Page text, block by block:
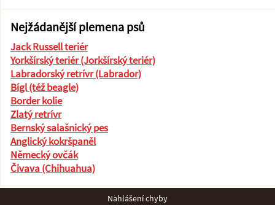
Nejžádanější plemena psů
Jack Russell teriér
Yorkšírský teriér (Jorkšírský teriér)
Labradorský retrívr (Labrador)
Bígl (též beagle)
Border kolie
Zlatý retrívr
Bernský salašnický pes
Anglický kokršpaněl
Německý ovčák
Čivava (Chihuahua)
Nahlášení chyby